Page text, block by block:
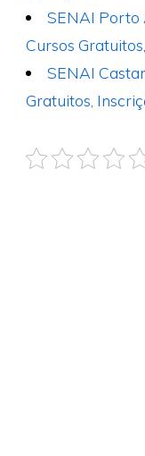
SENAI Porto
Cursos
SENAI
Gratuitos,